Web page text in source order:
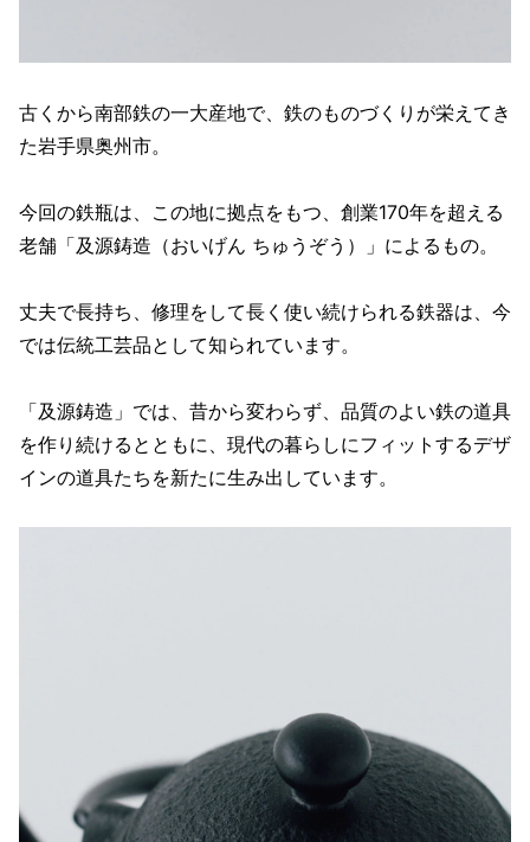
古くから南部鉄の一大産地で、鉄のものづくりが栄えてき
た岩手県奥州市。
今回の鉄瓶は、この地に拠点をもつ、創業170年を超える
老舗「及源鋳造（おいげん ちゅうぞう）」によるもの。
丈夫で長持ち、修理をして長く使い続けられる鉄器は、今
では伝統工芸品として知られています。
「及源鋳造」では、昔から変わらず、品質のよい鉄の道具
を作り続けるとともに、現代の暮らしにフィットするデザ
インの道具たちを新たに生み出しています。